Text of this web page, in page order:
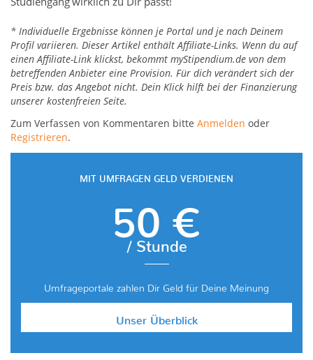
* Individuelle Ergebnisse können je Portal und je nach Deinem
Profil variieren. Dieser Artikel enthält Affiliate-Links. Wenn du auf
einen Affiliate-Link klickst, bekommt myStipendium.de von dem
betreffenden Anbieter eine Provision. Für dich verändert sich der
Preis bzw. das Angebot nicht. Dein Klick hilft bei der Finanzierung
unserer kostenfreien Seite.
Zum Verfassen von Kommentaren bitte Anmelden oder
Registrieren.
MIT UMFRAGEN GELD VERDIENEN
50 €
/ Stunde
Umfrageportale zahlen Dir Geld für Deine Meinung
Unser Überblick